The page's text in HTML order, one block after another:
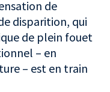
de
disparition, qui
de plein fouet
– en
– est en train